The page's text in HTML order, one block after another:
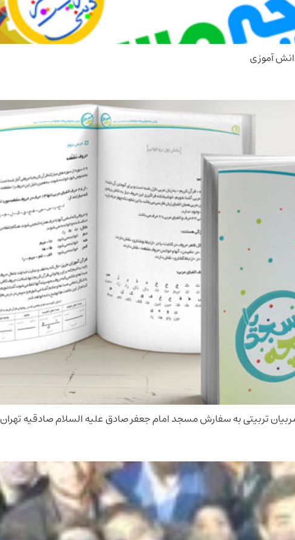
آموزی
تربیتی به سفارش مسجد امام جعفر صادق علیه السلام صادقیه تهران